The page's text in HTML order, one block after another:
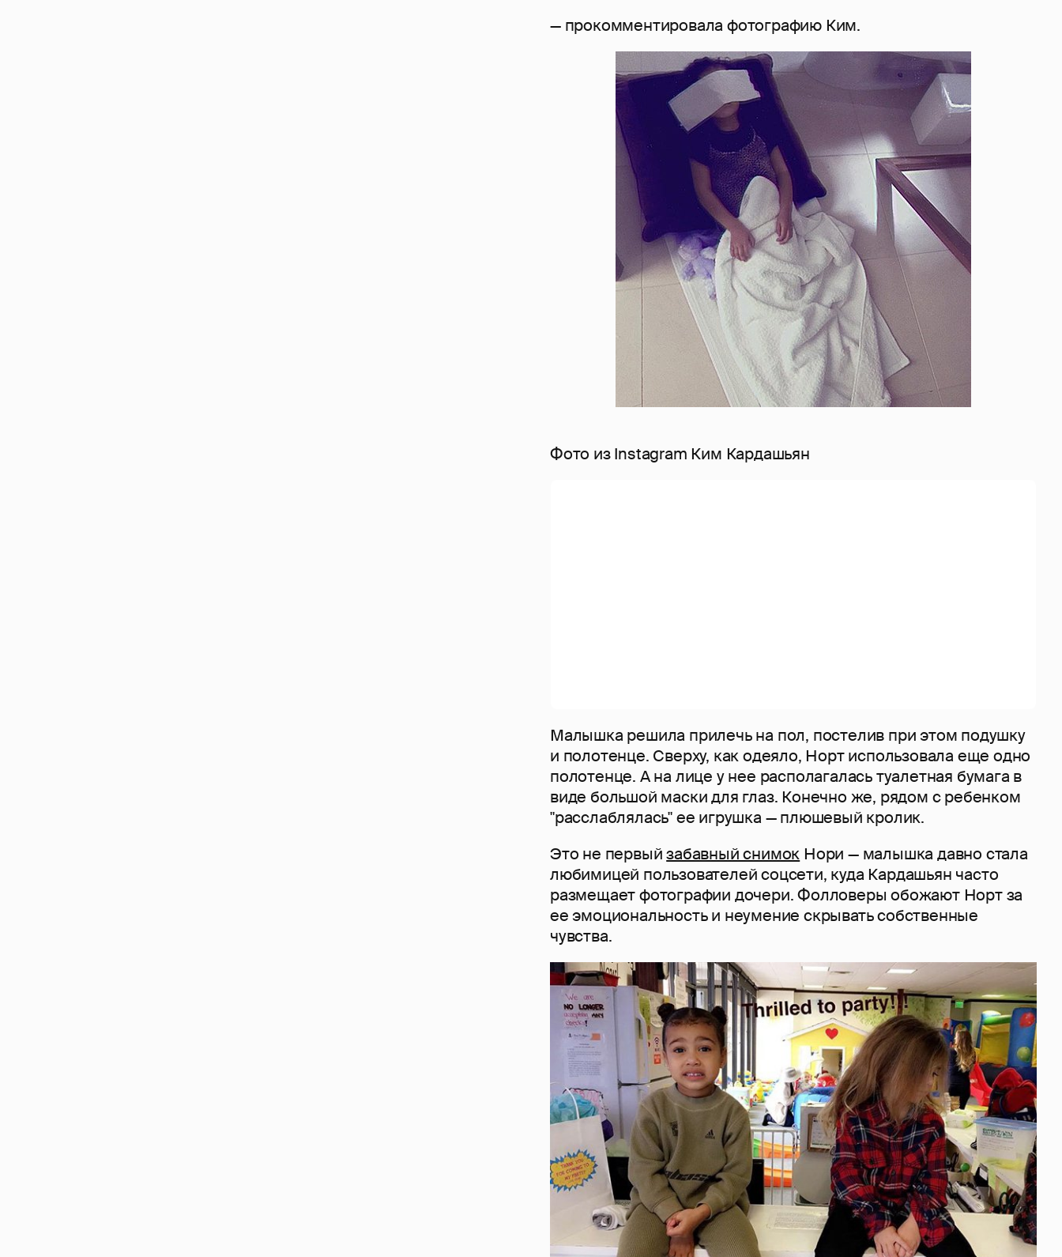
— прокомментировала фотографию Ким.
Фото из Instagram Ким Кардашьян
Малышка решила прилечь на пол, постелив при этом подушку
и полотенце. Сверху, как одеяло, Норт использовала еще одно
полотенце. А на лице у нее располагалась туалетная бумага в
виде большой маски для глаз. Конечно же, рядом с ребенком
"расслаблялась" ее игрушка — плюшевый кролик.
Это не первыйзабавный снимок Нори — малышка давно стала
любимицей пользователей соцсети, куда Кардашьян часто
размещает фотографии дочери. Фолловеры обожают Норт за
ее эмоциональность и неумение скрывать собственные
чувства.